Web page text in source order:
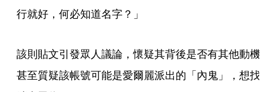
行就好，何必知道名字？」
該則貼文引發眾人議論，懷疑其背後是否有其他動機
甚至質疑該帳號可能是愛爾麗派出的「內鬼」，想找